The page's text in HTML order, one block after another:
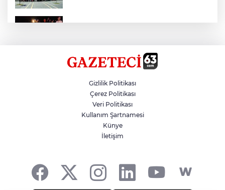
Siverek’te Mahmut Gülel Dönemi
Filistin Konvoyuna Coşkulu Karşılama
Gizlilik Politikası
Çerez Politikası
Veri Politikası
Kullanım Şartnamesi
Künye
İletişim